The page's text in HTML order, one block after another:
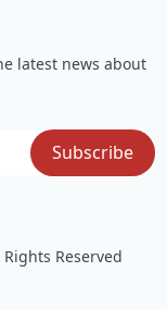
latest news about
Rights Reserved